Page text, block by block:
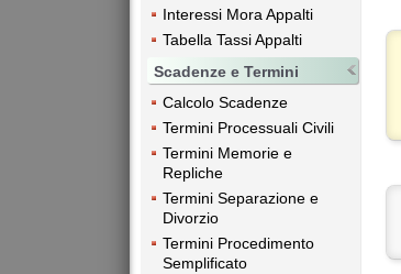
Interessi Mora Appalti
Tabella Tassi Appalti
Scadenze e Termini
Calcolo Scadenze
Termini Processuali Civili
Termini Memorie e
Repliche
Termini Separazione e
Divorzio
Termini Procedimento
Semplificato